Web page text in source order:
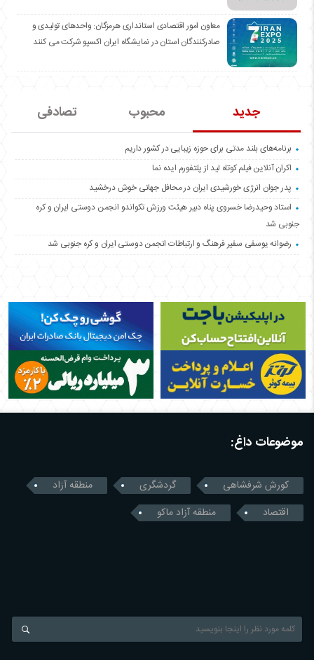
معاون امور اقتصادی استانداری هرمزگان: واحدهای تولیدی و
صادرکنندگان استان در نمایشگاه ایران اکسپو شرکت می کنند
جدید محبوب تصادفی
برنامه‌های بلند مدتی برای حوزه زیبایی در کشور داریم
اکران آنلاین فیلم کوتاه لید از پلتفورم ایده نما
پدر جوان انرژی خورشیدی ایران در محافل جهانی خوش درخشید
استاد وحیدرضا خسروی پناه دبیر هیئت ورزش تکواندو انجمن دوستی ایران و کره
جنوبی شد
رضوانه یوسفی سفیر فرهنگ و ارتباطات انجمن دوستی ایران و کره جنوبی شد
موضوعات داغ:
کورش شرفشاهی گردشگری
منطقه آزاد
اقتصاد
منطقه آزاد ماکو